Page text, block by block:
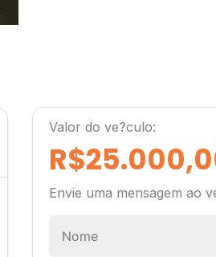
Valor do ve?culo:
Envie uma mensagem ao